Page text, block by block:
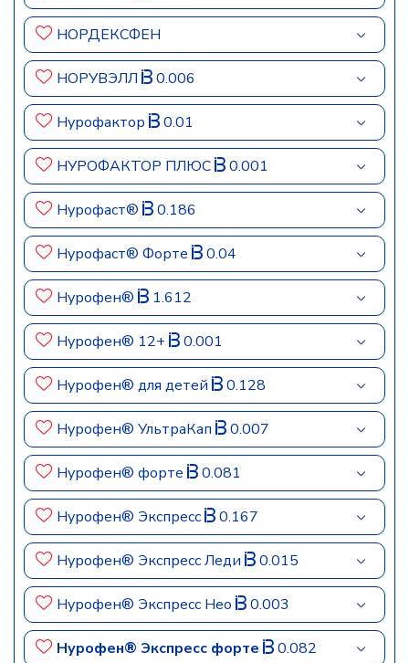
НОРДЕКСФЕН
НОРУВЭЛЛ 0.006
Нурофактор 0.01
НУРОФАКТОР ПЛЮС 0.001
Нурофаст® 0.186
Нурофаст® Форте 0.04
Нурофен® 1.612
Нурофен® 12+ 0.001
Нурофен® для детей 0.128
Нурофен® УльтраКап 0.007
Нурофен® форте 0.081
Нурофен® Экспресс 0.167
Нурофен® Экспресс Леди 0.015
Нурофен® Экспресс Нео 0.003
Нурофен® Экспресс форте 0.082